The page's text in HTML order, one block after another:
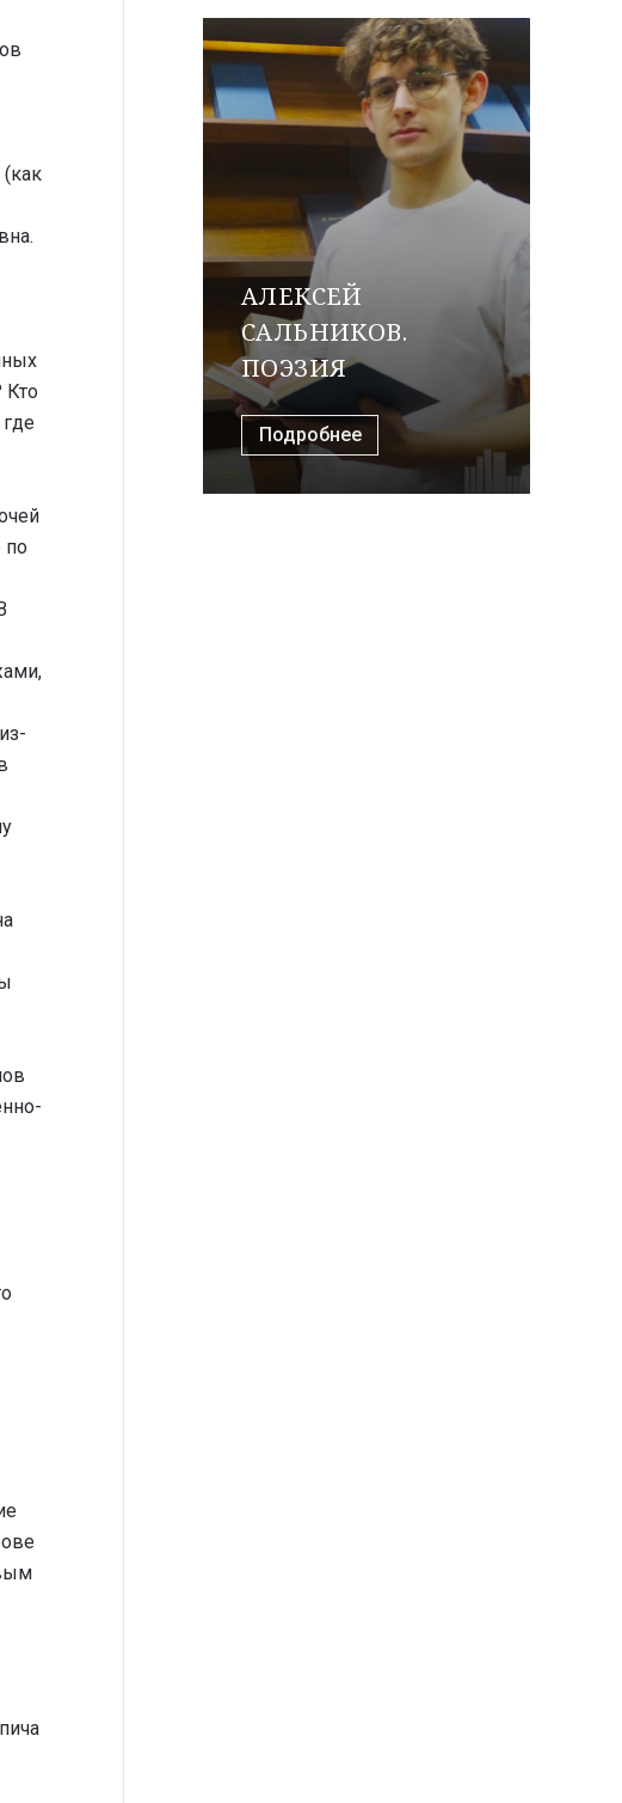
Кто
по
АЛЕКСЕЙ
САЛЬНИКОВ.
ПОЭЗИЯ
Подробнее